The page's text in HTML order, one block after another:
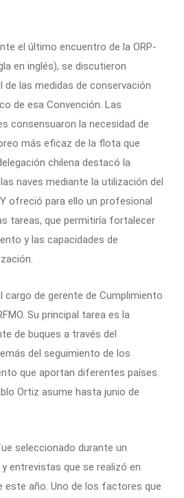
el último encuentro de la ORP-
en inglés), se discutieron
las medidas de conservación
de esa Convención. Las
consensuaron la necesidad de
más eficaz de la flota que
chilena destacó la
naves mediante la utilización del
ofreció para ello un profesional
tareas, que permitiría fortalecer
y las capacidades de
cargo de gerente de Cumplimiento
Su principal tarea es la
de buques a través del
del seguimiento de los
que aportan diferentes países.
Ortiz asume hasta junio de
seleccionado durante un
entrevistas que se realizó en
este año. Uno de los factores que